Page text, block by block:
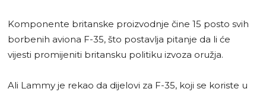
Komponente britanske proizvodnje čine 15 posto svih
borbenih aviona F-35, što postavlja pitanje da li će
vijesti promijeniti britansku politiku izvoza oružja.
Ali Lammy je rekao da dijelovi za F-35, koji se koriste u